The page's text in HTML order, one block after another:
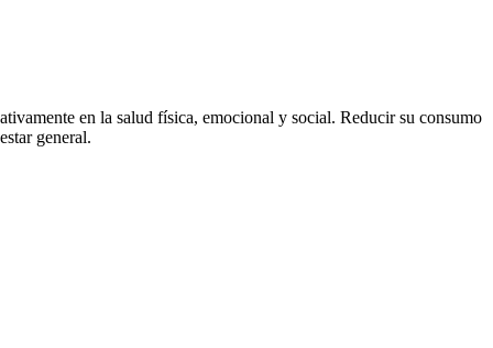
en la salud física, emocional y social. Reducir su consumo
general.